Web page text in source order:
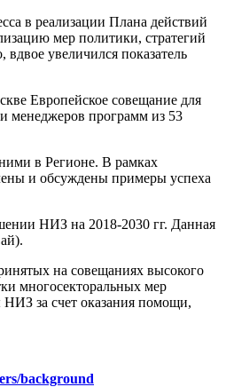
в реализации Плана действий
мер политики, стратегий
увеличился показатель
Европейское совещание для
менеджеров программ из 53
в Регионе. В рамках
и обсуждены примеры успеха
НИЗ на 2018-2030 гг. Данная
на совещаниях высокого
многосекторальных мер
за счет оказания помощи,
background